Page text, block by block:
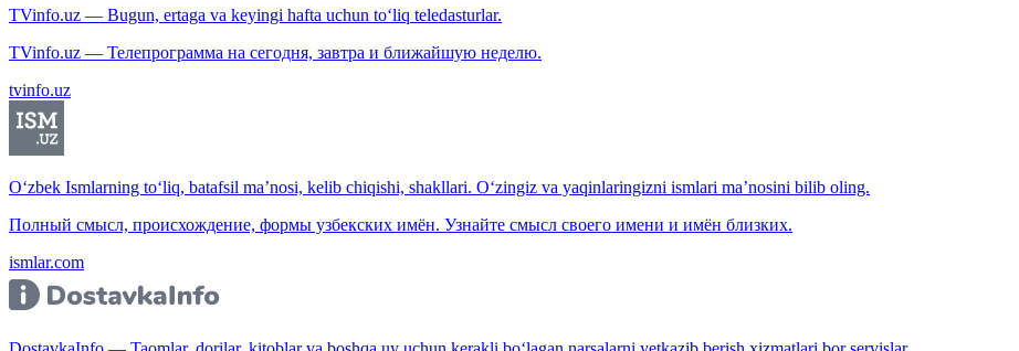
TVinfo.uz — Bugun, ertaga va keyingi hafta uchun to‘liq teledasturlar.
TVinfo.uz — Телепрограмма на сегодня, завтра и ближайшую неделю.
tvinfo.uz
O‘zbek Ismlarning to‘liq, batafsil ma’nosi, kelib chiqishi, shakllari. O‘zingiz va yaqinlaringizni ismlari ma’nosini bilib oling.
Полный смысл, происхождение, формы узбекских имён. Узнайте смысл своего имени и имён близких.
ismlar.com